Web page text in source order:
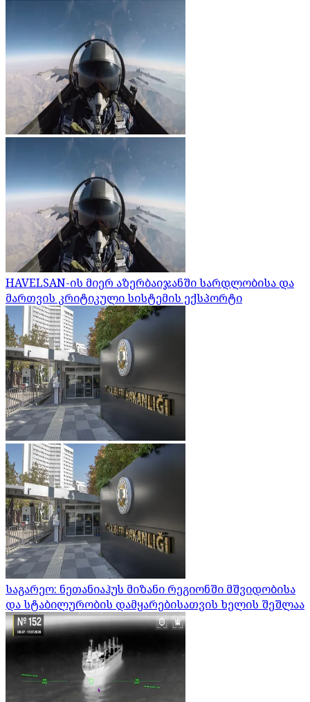
HAVELSAN-ის მიერ აზერბაიჯანში სარდლობისა და
მართვის კრიტიკული სისტემის ექსპორტი
საგარეო: ნეთანიაჰუს მიზანი რეგიონში მშვიდობისა
და სტაბილურობის დამყარებისათვის ხელის შეშლაა